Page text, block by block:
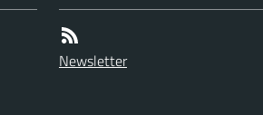
Newsletter